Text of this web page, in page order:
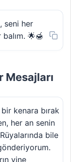
seni her
🌟🍯
Mesajları
kenara bırak
her an senin
bile
yine